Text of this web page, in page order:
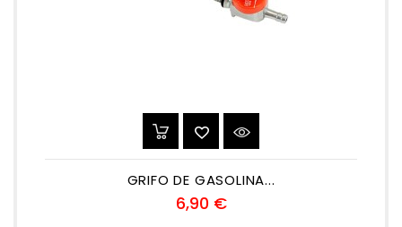
GRIFO DE GASOLINA...
6,90 €Precio